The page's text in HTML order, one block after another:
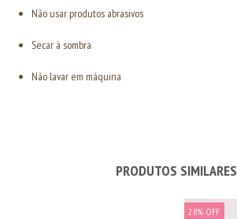
Não usar produtos abrasivos
Secar à sombra
Não lavar em máquina
PRODUTOS SIMILARES
28% OFF